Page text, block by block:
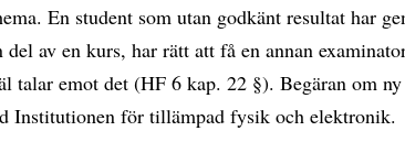
En student som utan godkänt resultat har
del av en kurs, har rätt att få en annan
talar emot det (HF 6 kap. 22 §). Begäran om
Institutionen för tillämpad fysik och elektronik.